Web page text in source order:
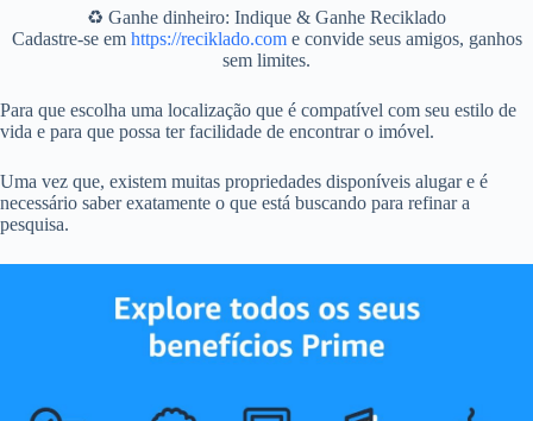
♻️ Ganhe dinheiro: Indique & Ganhe Reciklado
Cadastre-se em https://reciklado.come convide seus amigos, ganhos
sem limites.
Para que escolha uma localização que é compatível com seu estilo de
vida e para que possa ter facilidade de encontrar o imóvel.
Uma vez que, existem muitas propriedades disponíveis alugar e é
necessário saber exatamente o que está buscando para refinar a
pesquisa.